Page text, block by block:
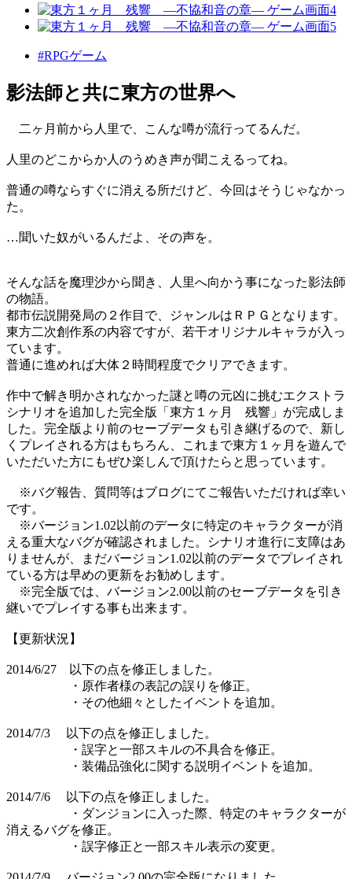
#RPGゲーム
影法師と共に東方の世界へ
二ヶ月前から人里で、こんな噂が流行ってるんだ。
人里のどこからか人のうめき声が聞こえるってね。
普通の噂ならすぐに消える所だけど、今回はそうじゃなかっ
た。
…聞いた奴がいるんだよ、その声を。
そんな話を魔理沙から聞き、人里へ向かう事になった影法師
の物語。
都市伝説開発局の２作目で、ジャンルはＲＰＧとなります。
東方二次創作系の内容ですが、若干オリジナルキャラが入っ
ています。
普通に進めれば大体２時間程度でクリアできます。
作中で解き明かされなかった謎と噂の元凶に挑むエクストラ
シナリオを追加した完全版「東方１ヶ月 残響」が完成しま
した。完全版より前のセーブデータも引き継げるので、新し
くプレイされる方はもちろん、これまで東方１ヶ月を遊んで
いただいた方にもぜひ楽しんで頂けたらと思っています。
※バグ報告、質問等はブログにてご報告いただければ幸い
です。
※バージョン1.02以前のデータに特定のキャラクターが消
える重大なバグが確認されました。シナリオ進行に支障はあ
りませんが、まだバージョン1.02以前のデータでプレイされ
ている方は早めの更新をお勧めします。
※完全版では、バージョン2.00以前のセーブデータを引き
継いでプレイする事も出来ます。
【更新状況】
2014/6/27 以下の点を修正しました。
・原作者様の表記の誤りを修正。
・その他細々としたイベントを追加。
2014/7/3 以下の点を修正しました。
・誤字と一部スキルの不具合を修正。
・装備品強化に関する説明イベントを追加。
2014/7/6 以下の点を修正しました。
・ダンジョンに入った際、特定のキャラクターが
消えるバグを修正。
・誤字修正と一部スキル表示の変更。